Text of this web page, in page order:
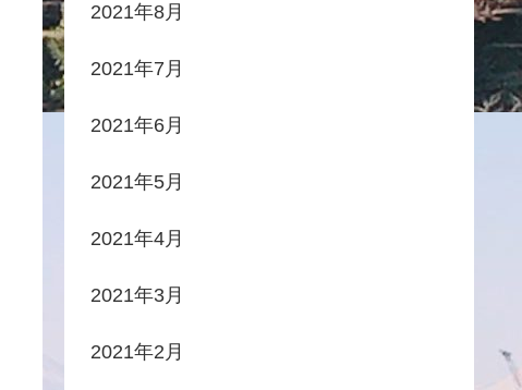
2021年8月
2021年7月
2021年6月
2021年5月
2021年4月
2021年3月
2021年2月